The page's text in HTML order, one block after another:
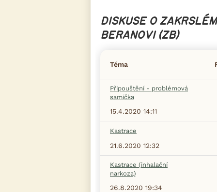
DISKUSE O ZAKRSLÉM
BERANOVI (ZB)
Téma
Připouštění - problémová
samička
15.4.2020 14:11
Kastrace
21.6.2020 12:32
Kastrace (inhalační
narkoza)
26.8.2020 19:34